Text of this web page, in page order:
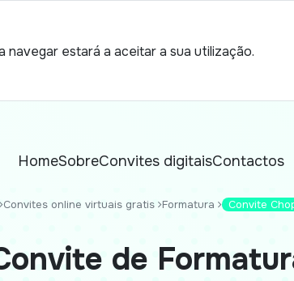
navegar estará a aceitar a sua utilização.
HomeSobreConvites digitaisContactos
Convites online virtuais gratis Formatura Convite
de